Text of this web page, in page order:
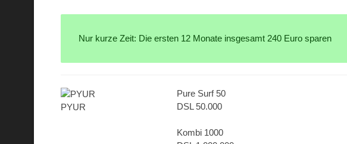
Nur kurze Zeit: Die ersten 12 Monate insgesamt 240 Euro sparen
PYUR
Pure Surf 50
DSL 50.000
Kombi 1000